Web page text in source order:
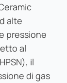
alte
pressione
al
il
di gas